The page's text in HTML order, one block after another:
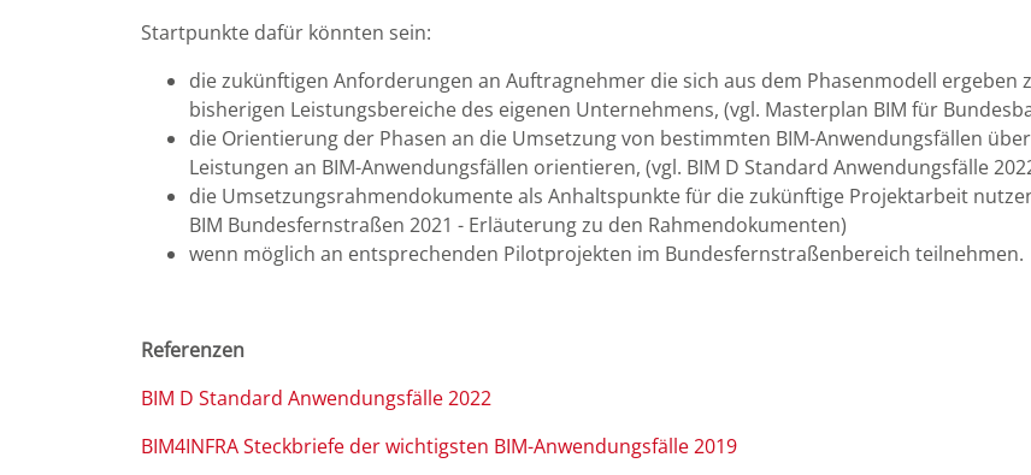
Startpunkte dafür könnten sein:
die zukünftigen Anforderungen an Auftragnehmer die sich aus dem Phasenmodell ergeben
bisherigen Leistungsbereiche des eigenen Unternehmens, (vgl. Masterplan BIM für
die Orientierung der Phasen an die Umsetzung von bestimmten BIM-Anwendungsfällen
Leistungen an BIM-Anwendungsfällen orientieren, (vgl. BIM D Standard Anwendungsfälle
die Umsetzungsrahmendokumente als Anhaltspunkte für die zukünftige Projektarbeit
BIM Bundesfernstraßen 2021 - Erläuterung zu den Rahmendokumenten)
wenn möglich an entsprechenden Pilotprojekten im Bundesfernstraßenbereich teilnehmen.
Referenzen
BIM D Standard Anwendungsfälle 2022
BIM4INFRA Steckbriefe der wichtigsten BIM-Anwendungsfälle 2019